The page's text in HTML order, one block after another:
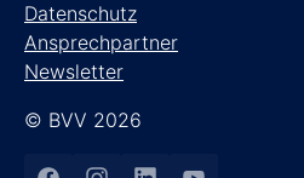
Datenschutz
Ansprechpartner
Newsletter
© BVV 2026